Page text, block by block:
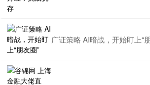
广证策略 AI暗战，开始盯上“